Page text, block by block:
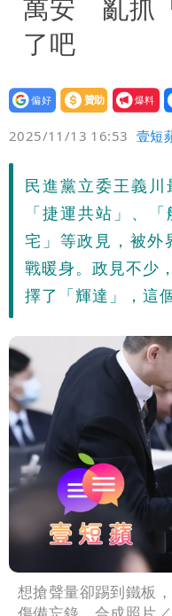
快看 思樂
華語天王遭
入！杰威爾發
比政府還有
日人讚爆：
這次真的不
進製程 挑戰
連戰二媳罕
任」
獨家｜蕭敬
東！漲租→
Summer火
苦茶癌油｜
商羈押禁見
廉航新規「
風圈逼近岸處
3資深房仲遭
＋限居
UNIQLO涼
號」藏玄機
國家隊戰績
電一檔狂賺
賴清德「總
總帳一次掀翻
70歲姜厚任
超Man
駐英台北代
萬安 亂抓
了吧
設為
贊助
我要
爆料
2025/11/13 16:53 壹短
民進黨立委王義
「捷運共站」、
宅」等政見，被外
戰暖身。政見不少
擇了「輝達」，這
想搶聲量卻踢到鐵板